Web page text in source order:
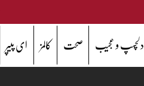
دلچسپ و عجیب صحت کالمز ای پیپر